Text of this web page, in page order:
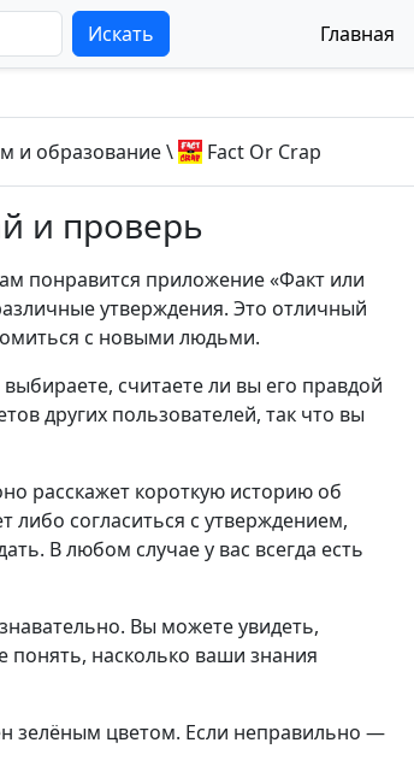
Искать Главная
и образование\ Fact Or Crap
и проверь
понравится приложение «Факт или
утверждения. Это отличный
с новыми людьми.
считаете ли вы его правдой
других пользователей, так что вы
расскажет короткую историю об
либо согласиться с утверждением,
В любом случае у вас всегда есть
Вы можете увидеть,
понять, насколько ваши знания
зелёным цветом. Если неправильно —